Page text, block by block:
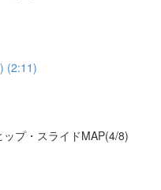
(2:11)
プ・スライドMAP(4/8)